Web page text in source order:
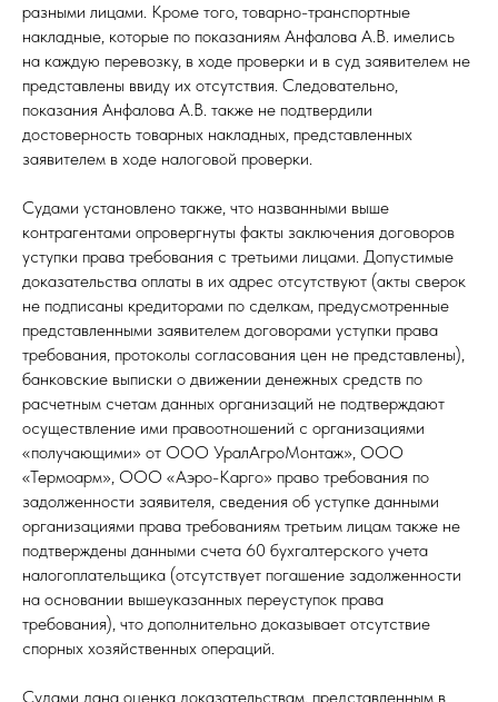
разными лицами. Кроме того, товарно-транспортные
накладные, которые по показаниям Анфалова А.В. имелись
на каждую перевозку, в ходе проверки и в суд заявителем не
представлены ввиду их отсутствия. Следовательно,
показания Анфалова А.В. также не подтвердили
достоверность товарных накладных, представленных
заявителем в ходе налоговой проверки.
Судами установлено также, что названными выше
контрагентами опровергнуты факты заключения договоров
уступки права требования с третьими лицами. Допустимые
доказательства оплаты в их адрес отсутствуют (акты сверок
не подписаны кредиторами по сделкам, предусмотренные
представленными заявителем договорами уступки права
требования, протоколы согласования цен не представлены),
банковские выписки о движении денежных средств по
расчетным счетам данных организаций не подтверждают
осуществление ими правоотношений с организациями
«получающими» от ООО УралАгроМонтаж», ООО
«Термоарм», ООО «Аэро-Карго» право требования по
задолженности заявителя, сведения об уступке данными
организациями права требованиям третьим лицам также не
подтверждены данными счета 60 бухгалтерского учета
налогоплательщика (отсутствует погашение задолженности
на основании вышеуказанных переуступок права
требования), что дополнительно доказывает отсутствие
спорных хозяйственных операций.
Судами дана оценка доказательствам, представленным в